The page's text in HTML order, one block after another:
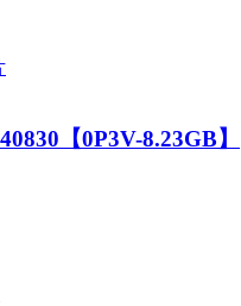
【0P3V-8.23GB】